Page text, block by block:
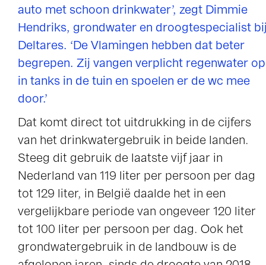
Dimmie Hendriks, expert grondwater en
droogte
auto met schoon drinkwater’, zegt Dimmie
Hendriks, grondwater en droogtespecialist
Deltares. ‘De Vlamingen hebben dat beter
begrepen. Zij vangen verplicht regenwater op
in tanks in de tuin en spoelen er de wc mee
door.’
Dat komt direct tot uitdrukking in de cijfers
van het drinkwatergebruik in beide landen.
Steeg dit gebruik de laatste vijf jaar in
Nederland van 119 liter per persoon per dag
tot 129 liter, in België daalde het in een
vergelijkbare periode van ongeveer 120 liter
tot 100 liter per persoon per dag. Ook het
grondwatergebruik in de landbouw is de